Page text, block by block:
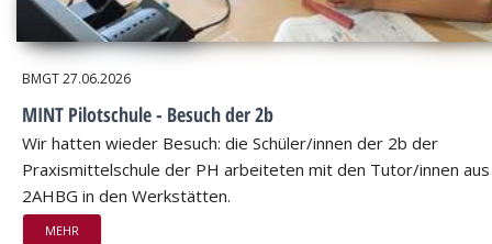
BMGT27.06.2026
MINT Pilotschule - Besuch der 2b
Wir hatten wieder Besuch: die Schüler/innen der 2b der
Praxismittelschule der PH arbeiteten mit den Tutor/innen
2AHBG in den Werkstätten.
MEHR